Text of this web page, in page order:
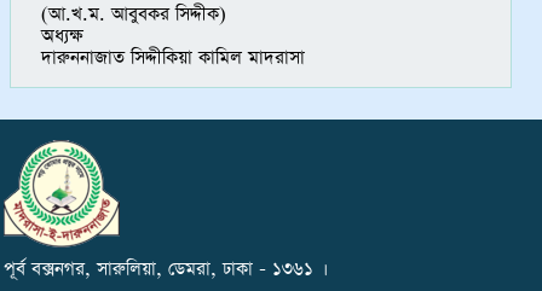
(আ.খ.ম. আবুবকর সিদ্দীক)
অধ্যক্ষ
দারুননাজাত সিদ্দীকিয়া কামিল মাদরাসা
পূর্ব বক্সনগর, সারুলিয়া, ডেমরা, ঢাকা - ১৩৬১ ।